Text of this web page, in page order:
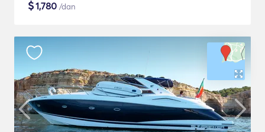
$1,780 /dan